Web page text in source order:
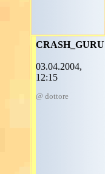
CRASH_GURU
03.04.2004,
12:15
@ dottore